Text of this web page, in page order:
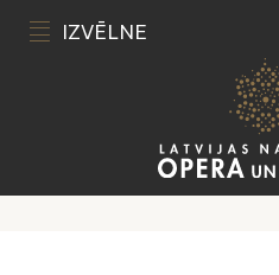
IZVĒLNE